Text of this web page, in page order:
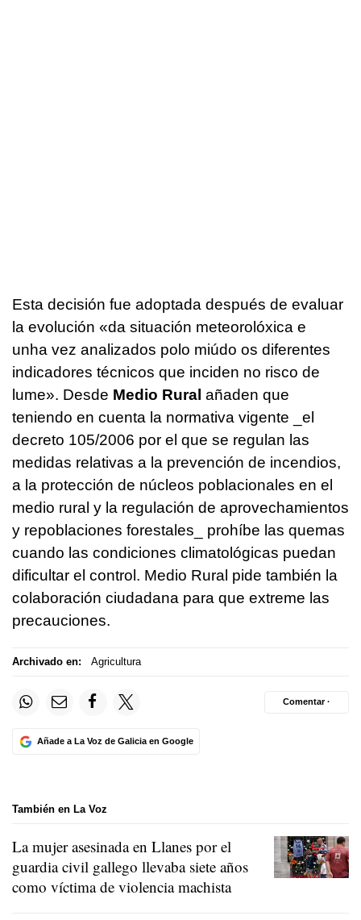
Esta decisión fue adoptada después de evaluar
la evolución «da situación meteorolóxica e
unha vez analizados polo miúdo os diferentes
indicadores técnicos que inciden no risco de
lume». Desde Medio Rural añaden que
teniendo en cuenta la normativa vigente _el
decreto 105/2006 por el que se regulan las
medidas relativas a la prevención de incendios,
a la protección de núcleos poblacionales en el
medio rural y la regulación de aprovechamientos
y repoblaciones forestales_ prohíbe las quemas
cuando las condiciones climatológicas puedan
dificultar el control. Medio Rural pide también la
colaboración ciudadana para que extreme las
precauciones.
Archivado en: Agricultura
Añade a La Voz de Galicia en Google
Comentar ·
También en La Voz
La mujer asesinada en Llanes por el
guardia civil gallego llevaba siete años
como víctima de violencia machista